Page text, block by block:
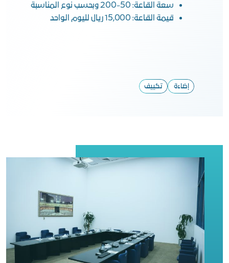
سعة القاعة: 50-200 وبحسب نوع المناسبة
قيمة القاعة: 15,000 ريال لليوم الواحد
إضاءة تكييف